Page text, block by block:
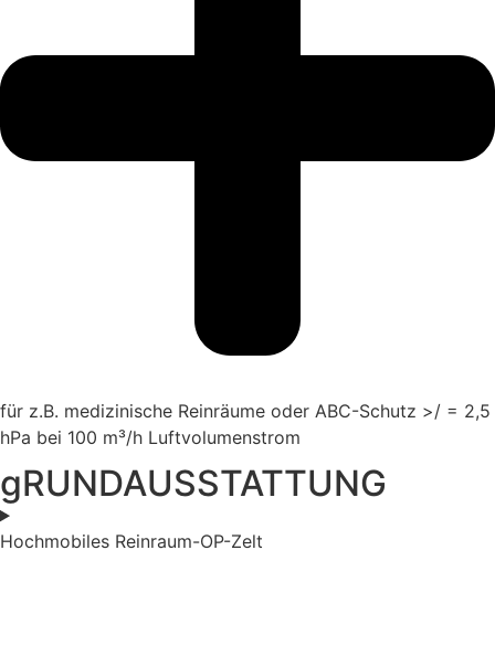
für z.B. medizinische Reinräume oder ABC-Schutz >/ = 2,5
hPa bei 100 m³/h Luftvolumenstrom
gRUNDAUSSTATTUNG
Hochmobiles Reinraum-OP-Zelt